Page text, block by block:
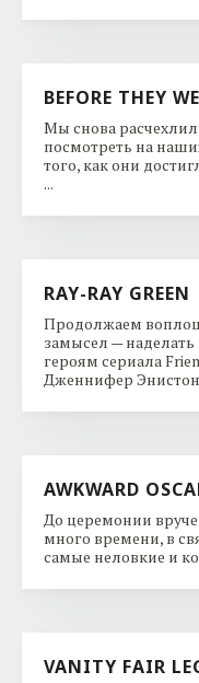
BEFORE THEY
Мы снова
посмотреть на
того, как они
...
RAY-RAY GREEN
Продолжаем
замысел —
героям сериала
Дженнифер
AWKWARD
До церемонии
много времени, в
самые неловкие и
VANITY FAIR